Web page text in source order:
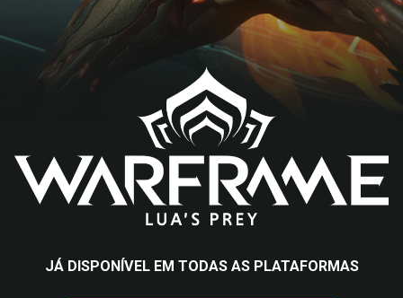
JÁ DISPONÍVEL EM TODAS AS PLATAFORMAS